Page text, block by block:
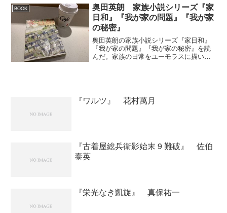
宿から離れた場所で鮫島が...
BOOK
奥田英朗 家族小説シリーズ『家
日和』『我が家の問題』『我が家
の秘密』
奥田英朗の家族小説シリーズ『家日和』
『我が家の問題』『我が家の秘密』を読
んだ。家族の日常をユーモラスに描いた
『ワルツ』 花村萬月
『古着屋総兵衛影始末 9 難破』 佐伯
泰英
『栄光なき凱旋』 真保祐一